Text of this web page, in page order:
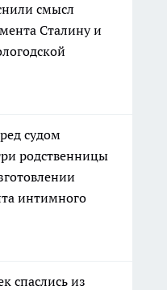
смысл
Сталину и
судом
родственницы
интимного
спаслись из